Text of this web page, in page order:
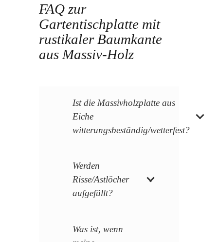
FAQ zur
Gartentischplatte mit
rustikaler Baumkante
aus Massiv-Holz
Ist die Massivholzplatte aus
Eiche
witterungsbeständig/wetterfest?
Werden
Risse/Astlöcher
aufgefüllt?
Was ist, wenn